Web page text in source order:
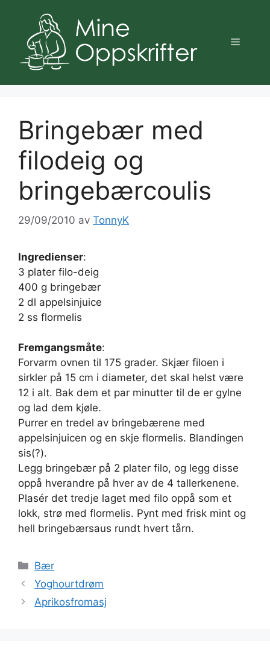
innhold
Meny
Bringebær med
filodeig og
bringebærcoulis
29/09/2010 av TonnyK
Ingredienser:
3 plater filo-deig
400 g bringebær
2 dl appelsinjuice
2 ss flormelis
Fremgangsmåte:
Forvarm ovnen til 175 grader. Skjær filoen i
sirkler på 15 cm i diameter, det skal helst være
12 i alt. Bak dem et par minutter til de er gylne
og lad dem kjøle.
Purrer en tredel av bringebærene med
appelsinjuicen og en skje flormelis. Blandingen
sis(?).
Legg bringebær på 2 plater filo, og legg disse
oppå hverandre på hver av de 4 tallerkenene.
Plasér det tredje laget med filo oppå som et
lokk, strø med flormelis. Pynt med frisk mint og
hell bringebærsaus rundt hvert tårn.
Kategorier
Bær
Yoghourtdrøm
Aprikosfromasj